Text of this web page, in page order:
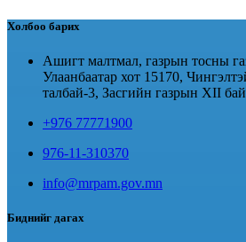
Холбоо барих
Ашигт малтмал, газрын тосны
Улаанбаатар хот 15170,
талбай-3, Засгийн газрын XII
+976 77771900
976-11-310370
info@mrpam.gov.mn
Биднийг дагах